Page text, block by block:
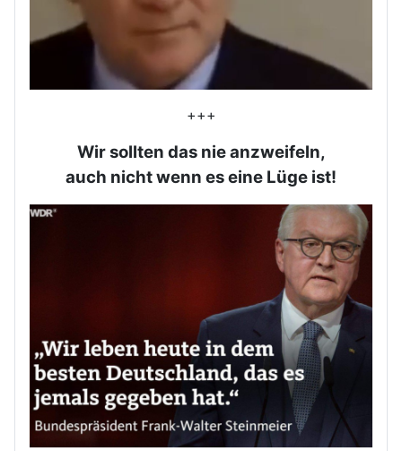
+++
Wir sollten das nie anzweifeln,
auch nicht wenn es eine Lüge ist!